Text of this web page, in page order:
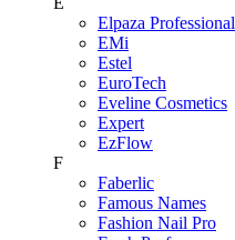
Elpaza Professional
EMi
Estel
EuroTech
Eveline Cosmetics
Expert
EzFlow
F
Faberlic
Famous Names
Fashion Nail Pro